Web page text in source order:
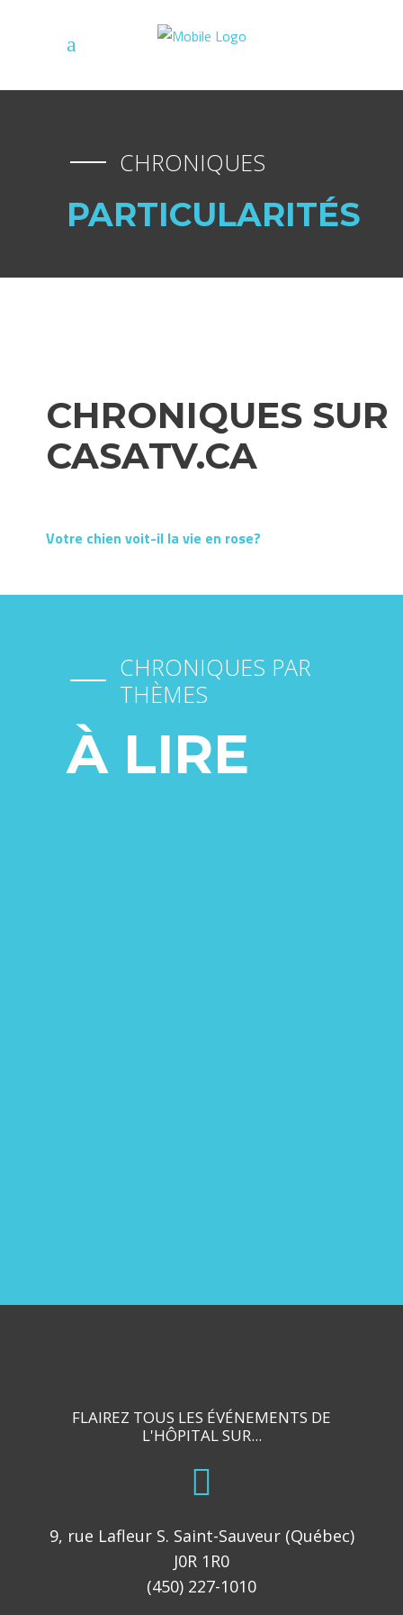
CHRONIQUES
PARTICULARITÉS
CHRONIQUES SUR
CASATV.CA
Votre chien voit-il la vie en rose?
CHRONIQUES PAR
THÈMES
À LIRE
FLAIREZ TOUS LES ÉVÉNEMENTS DE
L'HÔPITAL SUR...
9, rue Lafleur S. Saint-Sauveur (Québec)
J0R 1R0
(450) 227-1010